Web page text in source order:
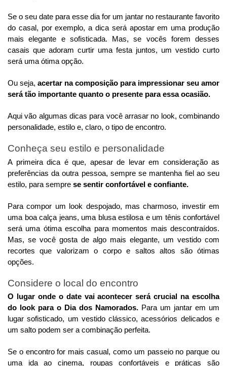
Se o seu date para esse dia for um jantar no restaurante favorito
do casal, por exemplo, a dica será apostar em uma produção
mais elegante e sofisticada. Mas, se vocês forem desses
casais que adoram curtir uma festa juntos, um vestido curto
será uma ótima opção.
Ou seja, acertar na composição para impressionar seu amor
será tão importante quanto o presente para essa ocasião.
Aqui vão algumas dicas para você arrasar no look, combinando
personalidade, estilo e, claro, o tipo de encontro.
Conheça seu estilo e personalidade
A primeira dica é que, apesar de levar em consideração as
preferências da outra pessoa, sempre se mantenha fiel ao seu
estilo, para sempre se sentir confortável e confiante.
Para compor um look despojado, mas charmoso, investir em
uma boa calça jeans, uma blusa estilosa e um tênis confortável
será uma ótima escolha para momentos mais descontraídos.
Mas, se você gosta de algo mais elegante, um vestido com
recortes que valorizam o corpo e saltos altos são ótimas
opções.
Considere o local do encontro
O lugar onde o date vai acontecer será crucial na escolha
do look para o Dia dos Namorados. Para um jantar em um
lugar sofisticado, um vestido clássico, acessórios delicados e
um salto podem ser a combinação perfeita.
Se o encontro for mais casual, como um passeio no parque ou
uma ida ao cinema, roupas confortáveis e práticas são